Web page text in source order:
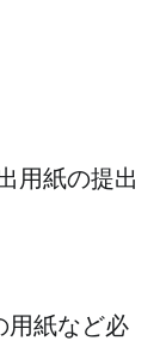
用紙の提出
用紙など必